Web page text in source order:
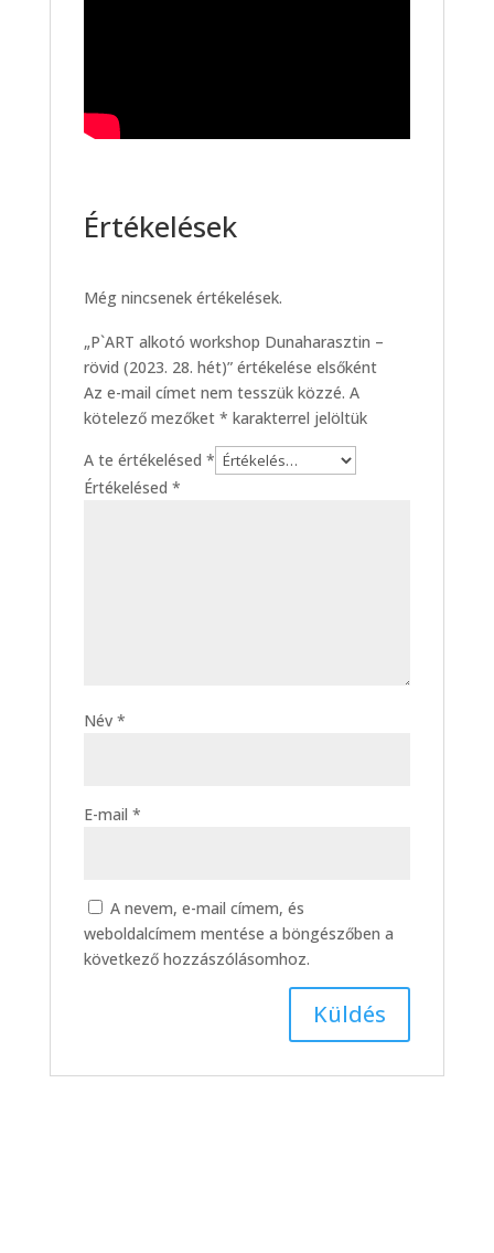
Értékelések
Még nincsenek értékelések.
„P`ART alkotó workshop Dunaharasztin –
rövid (2023. 28. hét)” értékelése elsőként
Az e-mail címet nem tesszük közzé. A
kötelező mezőket * karakterrel jelöltük
A te értékelésed *
Értékelésed *
Név *
E-mail *
A nevem, e-mail címem, és
weboldalcímem mentése a böngészőben a
következő hozzászólásomhoz.